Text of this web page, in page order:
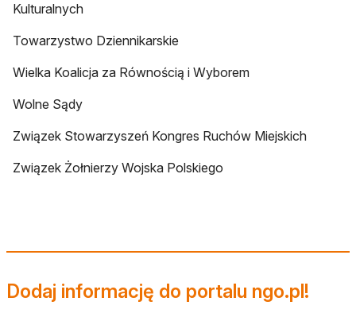
Kulturalnych
Towarzystwo Dziennikarskie
Wielka Koalicja za Równością i Wyborem
Wolne Sądy
Związek Stowarzyszeń Kongres Ruchów Miejskich
Związek Żołnierzy Wojska Polskiego
Dodaj informację do portalu ngo.pl!